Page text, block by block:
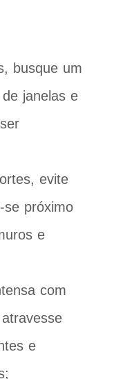
busque um
janelas e
evite
se próximo
e
com
e